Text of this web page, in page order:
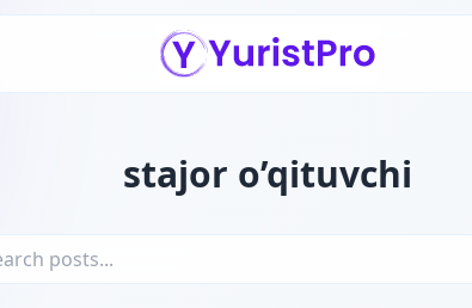
stajor o’qituvchi